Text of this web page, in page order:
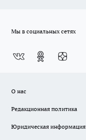
Мы в социальных сетях
О нас
Редакционная политика
Юридическая информация